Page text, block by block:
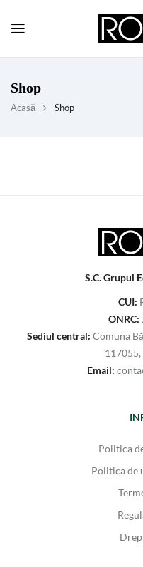
Shop
Acasă Shop
S.C. Grupul
CUI:
ONRC:
Sediul central: Comuna
117055,
Email:
Politica
Politica de